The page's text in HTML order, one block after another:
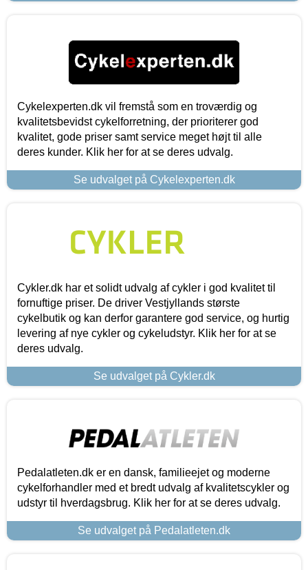
Cykelexperten.dk vil fremstå som en troværdig og
kvalitetsbevidst cykelforretning, der prioriterer god
kvalitet, gode priser samt service meget højt til alle
deres kunder. Klik her for at se deres udvalg.
Se udvalget på Cykelexperten.dk
Cykler.dk har et solidt udvalg af cykler i god kvalitet til
fornuftige priser. De driver Vestjyllands største
cykelbutik og kan derfor garantere god service, og hurtig
levering af nye cykler og cykeludstyr. Klik her for at se
deres udvalg.
Se udvalget på Cykler.dk
Pedalatleten.dk er en dansk, familieejet og moderne
cykelforhandler med et bredt udvalg af kvalitetscykler og
udstyr til hverdagsbrug. Klik her for at se deres udvalg.
Se udvalget på Pedalatleten.dk